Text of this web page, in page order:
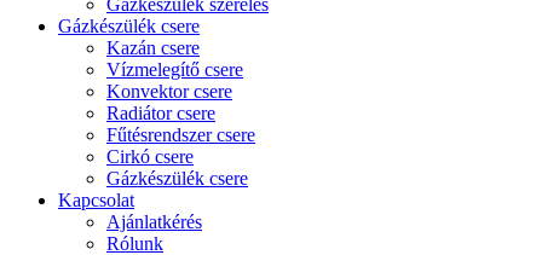
Gázkészülék szerelés
Gázkészülék csere
Kazán csere
Vízmelegítő csere
Konvektor csere
Radiátor csere
Fűtésrendszer csere
Cirkó csere
Gázkészülék csere
Kapcsolat
Ajánlatkérés
Rólunk